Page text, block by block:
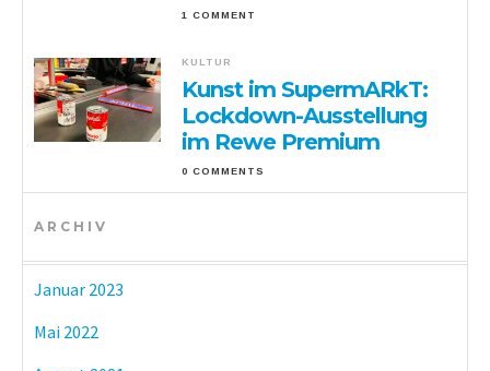
1 COMMENT
KULTUR
Kunst im SupermARkT:
Lockdown-Ausstellung
im Rewe Premium
0 COMMENTS
ARCHIV
Januar 2023
Mai 2022